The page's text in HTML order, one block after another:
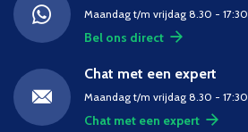
Maandag t/m vrijdag 8.30 - 17:30
Bel ons direct
Chat met een expert
Maandag t/m vrijdag 8.30 - 17:30
Chat met een expert